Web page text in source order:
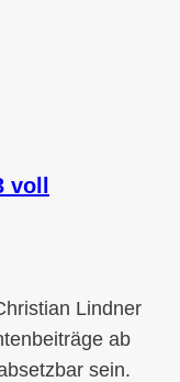
Lindner
ab
sein.